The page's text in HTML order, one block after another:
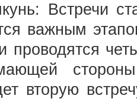
Встречи
важным
проводятся
вторую